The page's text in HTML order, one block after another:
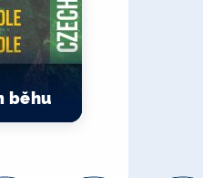
běhu